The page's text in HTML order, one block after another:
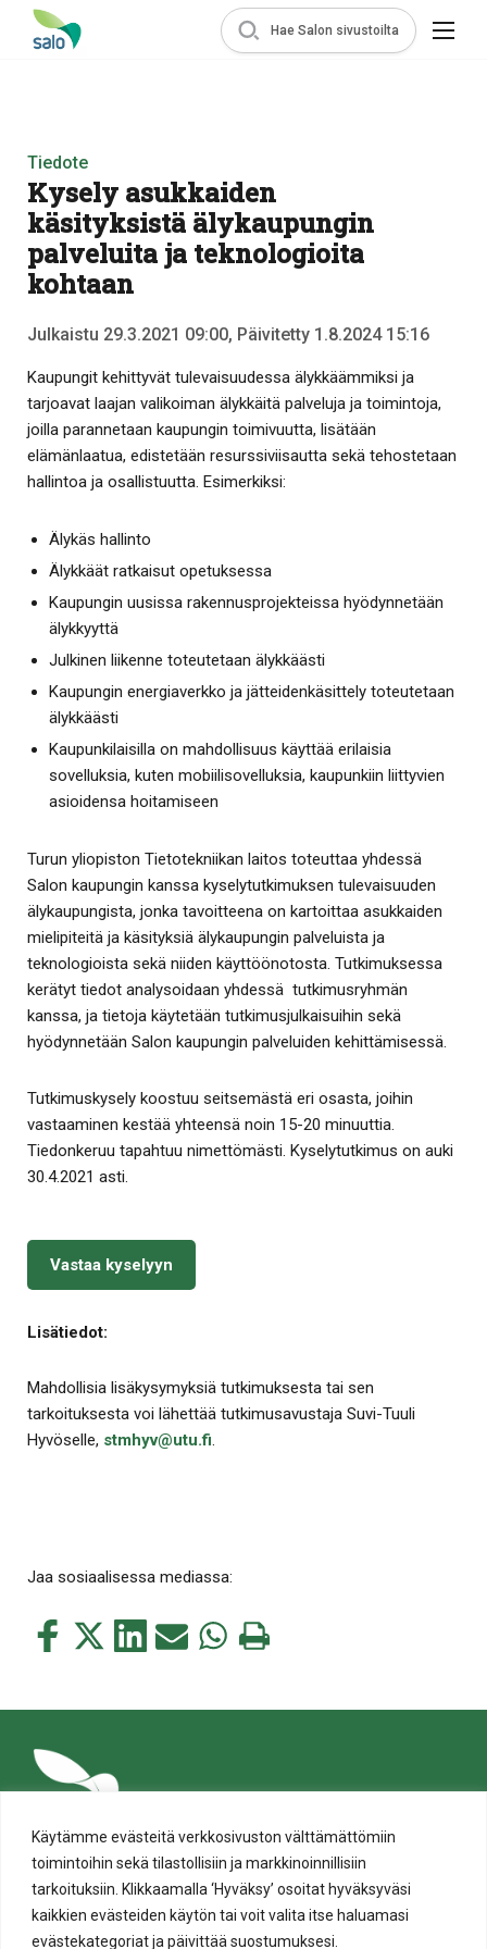
Käytämme evästeitä verkkosivuston välttämättömiin
toimintoihin sekä tilastollisiin ja markkinoinnillisiin
tarkoituksiin. Klikkaamalla ‘Hyväksy’ osoitat hyväksyväsi
kaikkien evästeiden käytön tai voit valita itse haluamasi
evästekategoriat ja päivittää suostumuksesi.
Hae Salon sivustoilta
Tiedote
Kysely asukkaiden
käsityksistä älykaupungin
palveluita ja teknologioita
kohtaan
Julkaistu 29.3.2021 09:00, Päivitetty 1.8.2024 15:16
Kaupungit kehittyvät tulevaisuudessa älykkäämmiksi ja
tarjoavat laajan valikoiman älykkäitä palveluja ja toimintoja,
joilla parannetaan kaupungin toimivuutta, lisätään
elämänlaatua, edistetään resurssiviisautta sekä tehostetaan
hallintoa ja osallistuutta. Esimerkiksi:
Älykäs hallinto
Älykkäät ratkaisut opetuksessa
Kaupungin uusissa rakennusprojekteissa hyödynnetään
älykkyyttä
Julkinen liikenne toteutetaan älykkäästi
Kaupungin energiaverkko ja jätteidenkäsittely toteutetaan
älykkäästi
Kaupunkilaisilla on mahdollisuus käyttää erilaisia
sovelluksia, kuten mobiilisovelluksia, kaupunkiin liittyvien
asioidensa hoitamiseen
Turun yliopiston Tietotekniikan laitos toteuttaa yhdessä
Salon kaupungin kanssa kyselytutkimuksen tulevaisuuden
älykaupungista, jonka tavoitteena on kartoittaa asukkaiden
mielipiteitä ja käsityksiä älykaupungin palveluista ja
teknologioista sekä niiden käyttöönotosta. Tutkimuksessa
kerätyt tiedot analysoidaan yhdessä tutkimusryhmän
kanssa, ja tietoja käytetään tutkimusjulkaisuihin sekä
hyödynnetään Salon kaupungin palveluiden kehittämisessä.
Tutkimuskysely koostuu seitsemästä eri osasta, joihin
vastaaminen kestää yhteensä noin 15-20 minuuttia.
Tiedonkeruu tapahtuu nimettömästi. Kyselytutkimus on auki
30.4.2021 asti.
Vastaa kyselyyn
Lisätiedot:
Mahdollisia lisäkysymyksiä tutkimuksesta tai sen
tarkoituksesta voi lähettää tutkimusavustaja Suvi-Tuuli
Hyvöselle, stmhyv@utu.fi.
Jaa sosiaalisessa mediassa:
Jaa
Jaa
Jaa Jaa Jaa Tulosta